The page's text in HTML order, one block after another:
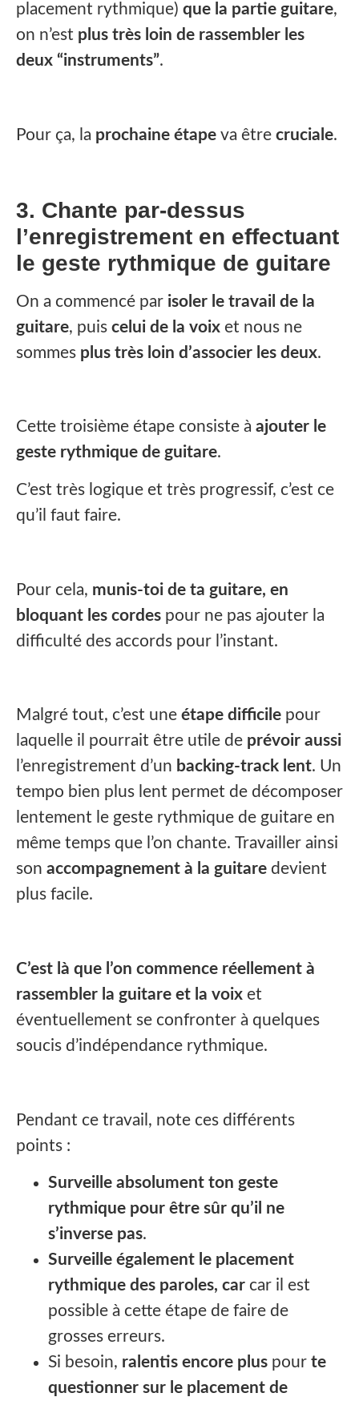
placement rythmique) que la partie guitare,
on n’est plus très loin de rassembler les
deux “instruments”.
Pour ça, la prochaine étape va être cruciale.
3. Chante par-dessus
l’enregistrement en effectuant
le geste rythmique de guitare
On a commencé par isoler le travail de la
guitare, puis celui de la voix et nous ne
sommes plus très loin d’associer les deux.
Cette troisième étape consiste à ajouter le
geste rythmique de guitare.
C’est très logique et très progressif, c’est ce
qu’il faut faire.
Pour cela, munis-toi de ta guitare, en
bloquant les cordes pour ne pas ajouter la
difficulté des accords pour l’instant.
Malgré tout, c’est une étape difficile pour
laquelle il pourrait être utile de prévoir aussi
l’enregistrement d’un backing-track lent. Un
tempo bien plus lent permet de décomposer
lentement le geste rythmique de guitare en
même temps que l’on chante. Travailler ainsi
son accompagnement à la guitare devient
plus facile.
C’est là que l’on commence réellement à
rassembler la guitare et la voix et
éventuellement se confronter à quelques
soucis d’indépendance rythmique.
Pendant ce travail, note ces différents
points :
Surveille absolument ton geste
rythmique pour être sûr qu’il ne
s’inverse pas.
Surveille également le placement
rythmique des paroles, car car il est
possible à cette étape de faire de
grosses erreurs.
Si besoin, ralentis encore plus pour te
questionner sur le placement de